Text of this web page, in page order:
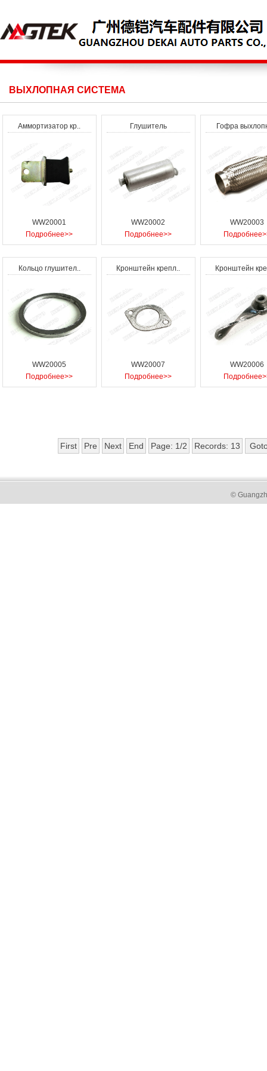
ВЫХЛОПНАЯ СИСТЕМА
Аммортизатор кр..
WW20001
Подробнее>>
Глушитель
WW20002
Подробнее>>
Гофра
WW20003
Кольцо глушител..
WW20005
Подробнее>>
Кронштейн крепл..
WW20007
Подробнее>>
Кронштейн
WW20006
First Pre Next End Page: 1/2 Records: 13
©